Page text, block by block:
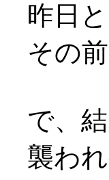
昨日
その
で、
襲われ